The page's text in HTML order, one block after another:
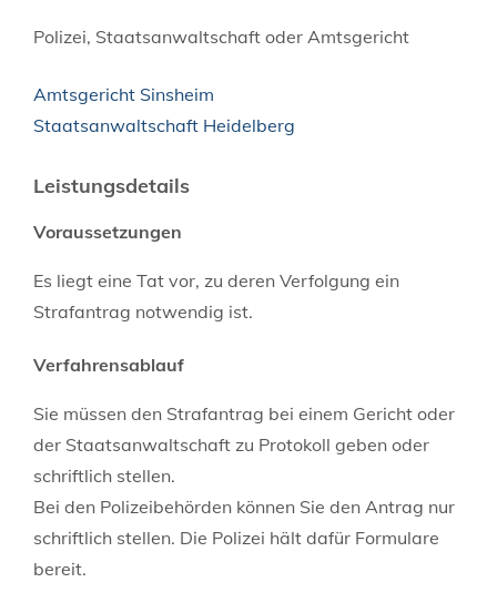
Polizei, Staatsanwaltschaft oder Amtsgericht
Amtsgericht Sinsheim
Staatsanwaltschaft Heidelberg
Leistungsdetails
Voraussetzungen
Es liegt eine Tat vor, zu deren Verfolgung ein
Strafantrag notwendig ist.
Verfahrensablauf
Sie müssen den Strafantrag bei einem Gericht oder
der Staatsanwaltschaft zu Protokoll geben oder
schriftlich stellen.
Bei den Polizeibehörden können Sie den Antrag nur
schriftlich stellen. Die Polizei hält dafür Formulare
bereit.